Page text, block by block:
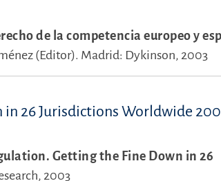
de la competencia europeo y
(Editor). Madrid: Dykinson, 2003
26 Jurisdictions Worldwide
Getting the Fine Down in 26
2003